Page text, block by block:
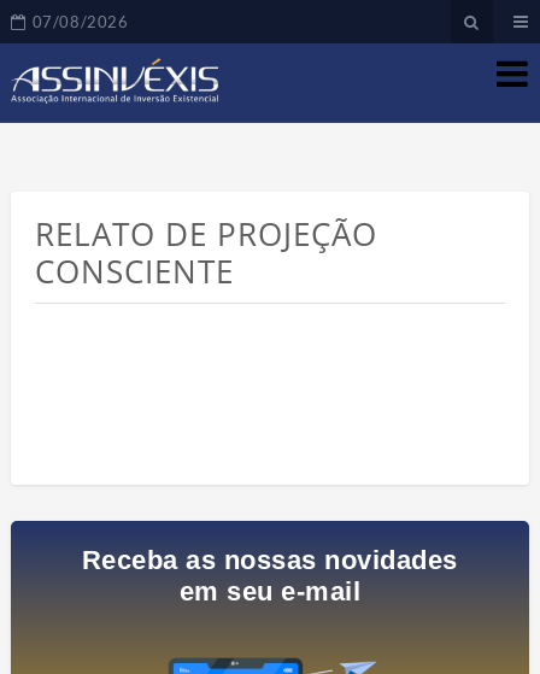
07/08/2026
RELATO DE PROJEÇÃO
CONSCIENTE
Receba as nossas novidades
em seu e-mail